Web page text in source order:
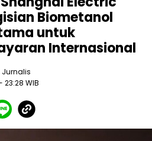
Biometanol
untuk
Internasional
23:28 WIB